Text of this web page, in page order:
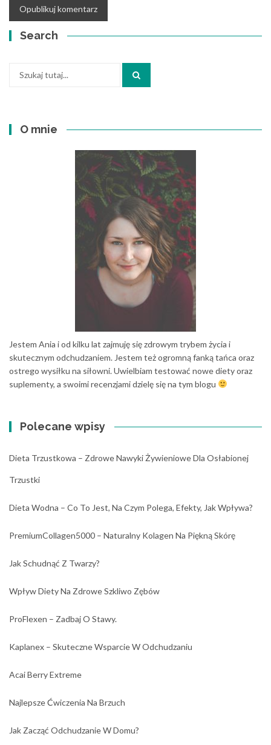
Search
O mnie
Jestem Ania i od kilku lat zajmuję się zdrowym trybem życia i
skutecznym odchudzaniem. Jestem też ogromną fanką tańca oraz
ostrego wysiłku na siłowni. Uwielbiam testować nowe diety oraz
suplementy, a swoimi recenzjami dzielę się na tym blogu
Polecane wpisy
Dieta Trzustkowa – Zdrowe Nawyki Żywieniowe Dla Osłabionej
Trzustki
Dieta Wodna – Co To Jest, Na Czym Polega, Efekty, Jak Wpływa?
PremiumCollagen5000 – Naturalny Kolagen Na Piękną Skórę
Jak Schudnąć Z Twarzy?
Wpływ Diety Na Zdrowe Szkliwo Zębów
ProFlexen – Zadbaj O Stawy.
Kaplanex – Skuteczne Wsparcie W Odchudzaniu
Acai Berry Extreme
Najlepsze Ćwiczenia Na Brzuch
Jak Zacząć Odchudzanie W Domu?